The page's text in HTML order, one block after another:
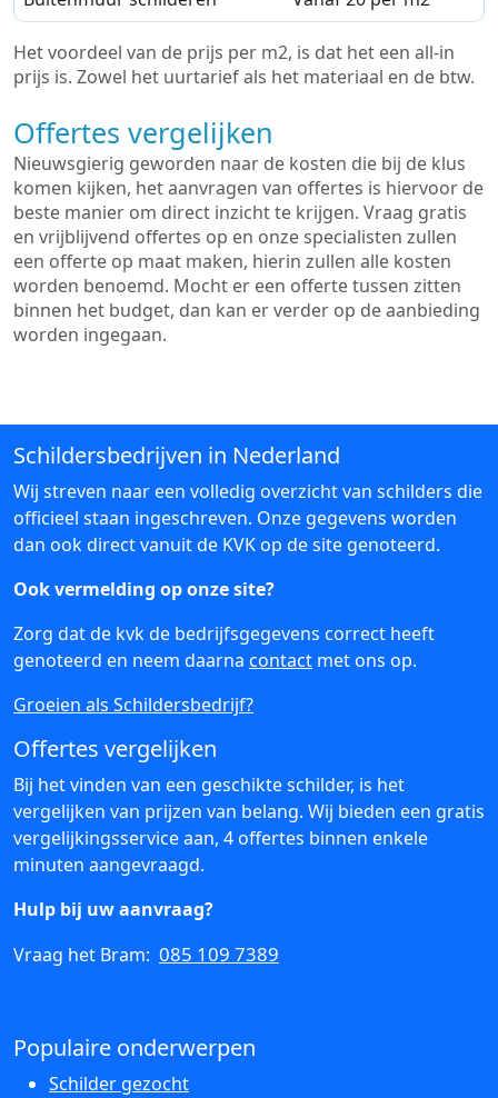
Het voordeel van de prijs per m2, is dat het een all-in
prijs is. Zowel het uurtarief als het materiaal en de btw.
Offertes vergelijken
Nieuwsgierig geworden naar de kosten die bij de klus
komen kijken, het aanvragen van offertes is hiervoor de
beste manier om direct inzicht te krijgen. Vraag gratis
en vrijblijvend offertes op en onze specialisten zullen
een offerte op maat maken, hierin zullen alle kosten
worden benoemd. Mocht er een offerte tussen zitten
binnen het budget, dan kan er verder op de aanbieding
worden ingegaan.
Schildersbedrijven in Nederland
Wij streven naar een volledig overzicht van schilders die
officieel staan ingeschreven. Onze gegevens worden
dan ook direct vanuit de KVK op de site genoteerd.
Ook vermelding op onze site?
Zorg dat de kvk de bedrijfsgegevens correct heeft
genoteerd en neem daarna contact met ons op.
Groeien als Schildersbedrijf?
Offertes vergelijken
Bij het vinden van een geschikte schilder, is het
vergelijken van prijzen van belang. Wij bieden een gratis
vergelijkingsservice aan, 4 offertes binnen enkele
minuten aangevraagd.
Hulp bij uw aanvraag?
Vraag het Bram: 085 109 7389
Populaire onderwerpen
Schilder gezocht